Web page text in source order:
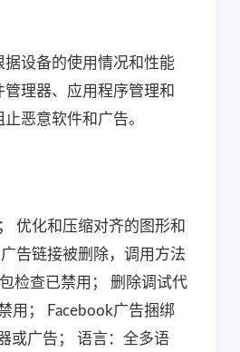
设备的使用情况和性能
理器、应用程序管理和
恶意软件和广告。
优化和压缩对齐的图形和
告链接被删除，调用方法
检查已禁用； 删除调试代
用； Facebook广告捆绑
或广告； 语言：全多语